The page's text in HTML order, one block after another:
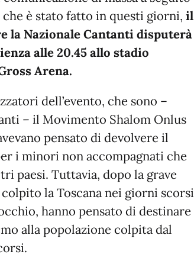
è stato fatto in questi giorni, il
la Nazionale Cantanti disputerà
alle 20.45 allo stadio
Arena.
dell’evento, che sono –
– il Movimento Shalom Onlus
pensato di devolvere il
i minori non accompagnati che
paesi. Tuttavia, dopo la grave
la Toscana nei giorni scorsi
hanno pensato di destinare
alla popolazione colpita dal